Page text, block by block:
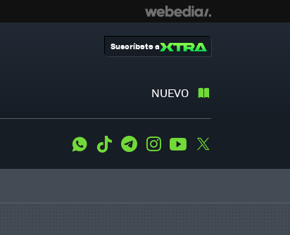
NUEVO
Suscríbete a
WhatsApp
Tiktok TelegramInstagramYoutube